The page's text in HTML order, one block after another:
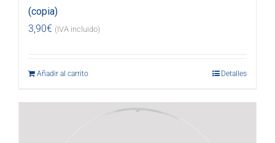
(copia)
3,90€ (IVA incluido)
Añadir al carrito Detalles